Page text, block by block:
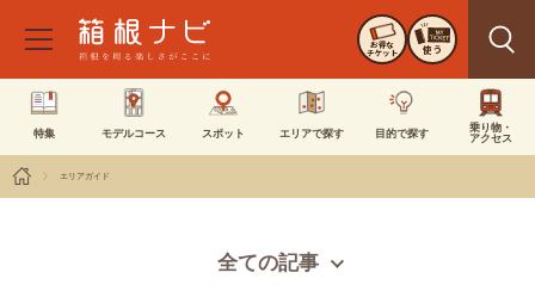
お得な
チケット 使う
特集 モデルコース スポット エリアで探す 目的で探す
乗り物・
アクセス
エリアガイド
全ての記事